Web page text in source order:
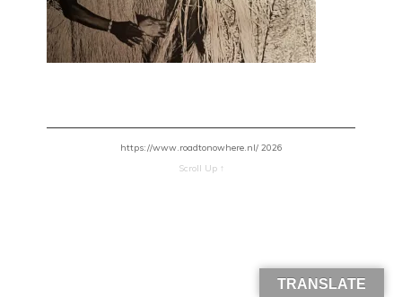
https://www.roadtonowhere.nl/ 2026
Scroll Up ↑
TRANSLATE